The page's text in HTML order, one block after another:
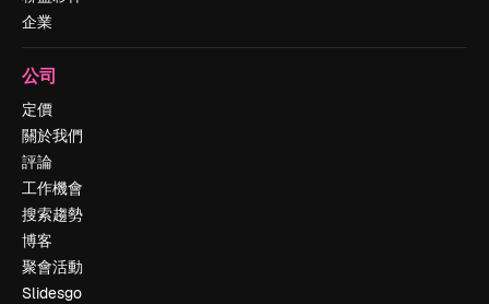
企業
公司
定價
關於我們
評論
工作機會
搜索趨勢
博客
聚會活動
Slidesgo